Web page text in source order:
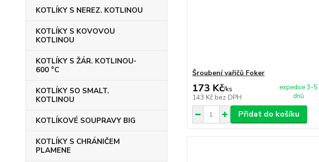
KOTLÍKY S NEREZ. KOTLINOU
KOTLÍKY S KOVOVOU
KOTLINOU
KOTLÍKY S ŽÁR. KOTLINOU-
600 °C
KOTLÍKY SO SMALT.
KOTLINOU
KOTLÍKOVÉ SOUPRAVY BIG
KOTLÍKY S CHRÁNIČEM
PLAMENE
Šroubení vařičů Foker
173 Kč/ks
143 Kč bez DPH
expedice 3-5
dnů
Přidat do košíku